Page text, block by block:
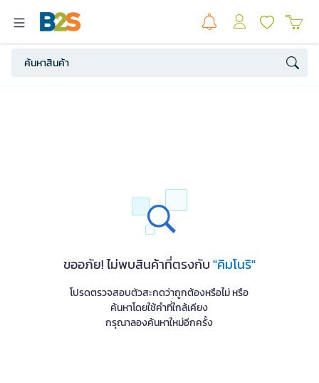
ขออภัย! ไม่พบสินค้าที่ตรงกับ"คิมโนริ"
โปรดตรวจสอบตัวสะกดว่าถูกต้องหรือไม่ หรือ
ค้นหาโดยใช้คำที่ใกล้เคียง
กรุณาลองค้นหาใหม่อีกครั้ง